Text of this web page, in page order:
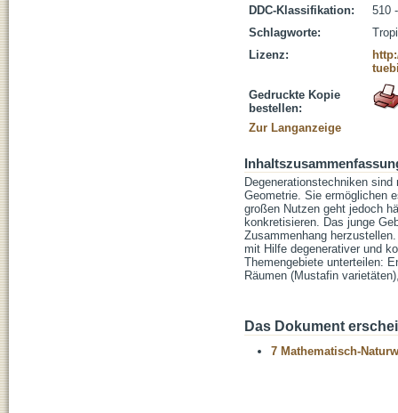
DDC-Klassifikation:
510
Schlagworte:
Lizenz:
Gedruckte Kopie
bestellen:
Zur Langanzeige
Degenerationstechniken
Geometrie. Sie ermöglichen
großen Nutzen geht jedoch
konkretisieren. Das junge
Zusammenhang
mit Hilfe degenerativer und
Themengebiete unterteilen:
Räumen (Mustafin
Das Dokument
7 Mathematisch-